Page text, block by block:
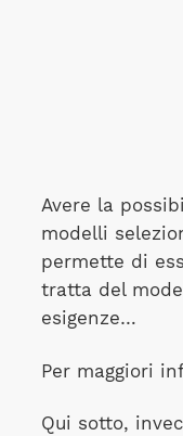
Avere la
modelli
permette di
tratta del
esigenze…
Per maggiori
Qui sotto,